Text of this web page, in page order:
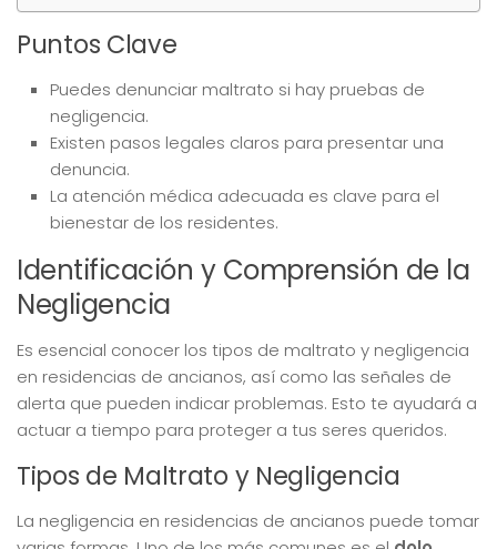
Puntos Clave
Puedes denunciar maltrato si hay pruebas de
negligencia.
Existen pasos legales claros para presentar una
denuncia.
La atención médica adecuada es clave para el
bienestar de los residentes.
Identificación y Comprensión de la
Negligencia
Es esencial conocer los tipos de maltrato y negligencia
en residencias de ancianos, así como las señales de
alerta que pueden indicar problemas. Esto te ayudará a
actuar a tiempo para proteger a tus seres queridos.
Tipos de Maltrato y Negligencia
La negligencia en residencias de ancianos puede tomar